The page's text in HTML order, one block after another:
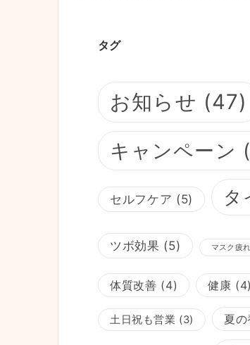
タグ
お知らせ (47)
キャンペーン
セルフケア (5) タ
ツボ効果 (5) マスク疲れ
体質改善 (4) 健康 (4)
土日祝も営業 (3) 夏の